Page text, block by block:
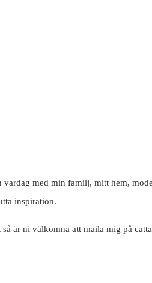
med min familj, mitt hem,
inspiration.
är ni välkomna att maila mig på